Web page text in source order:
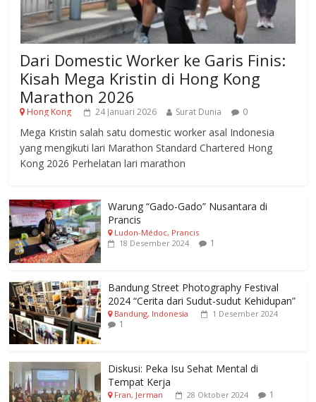
Dari Domestic Worker ke Garis Finis:
Kisah Mega Kristin di Hong Kong
Marathon 2026
Hong Kong 24 Januari 2026 Surat Dunia 0
Mega Kristin salah satu domestic worker asal Indonesia
yang mengikuti lari Marathon Standard Chartered Hong
Kong 2026 Perhelatan lari marathon
Warung “Gado-Gado” Nusantara di
Prancis
Ludon-Médoc, Prancis
18 Desember 2024
1
Bandung Street Photography Festival
2024 “Cerita dari Sudut-sudut Kehidupan”
Bandung, Indonesia 1 Desember 2024
1
Diskusi: Peka Isu Sehat Mental di
Tempat Kerja
Fran, Jerman 28 Oktober 2024 1